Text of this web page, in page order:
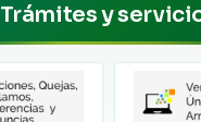
Trámites y